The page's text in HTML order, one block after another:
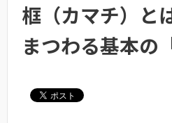
框（カマチ）と
まつわる基本の